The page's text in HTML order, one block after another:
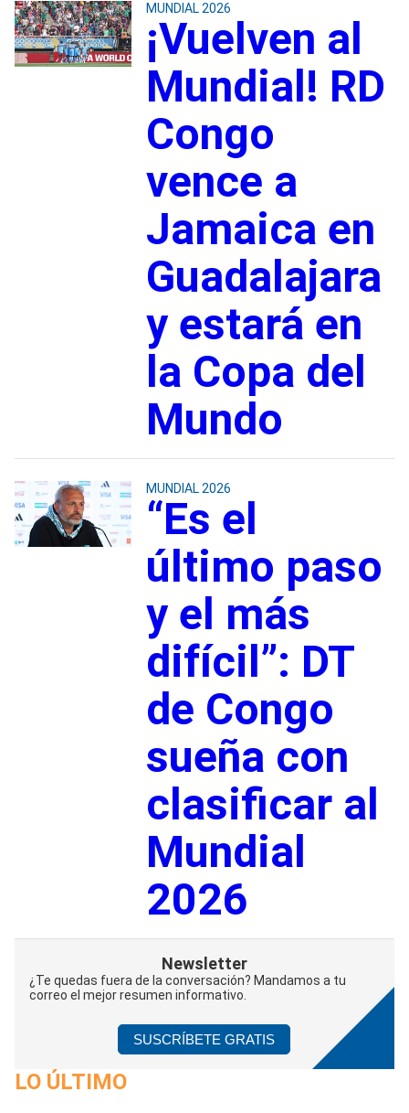
MUNDIAL 2026
¡Vuelven al
Mundial! RD
Congo
vence a
Jamaica en
Guadalajara
y estará en
la Copa del
Mundo
MUNDIAL 2026
“Es el
último paso
y el más
difícil”: DT
de Congo
sueña con
clasificar al
Mundial
2026
Newsletter
¿Te quedas fuera de la conversación? Mandamos a tu
correo el mejor resumen informativo.
SUSCRÍBETE GRATIS
LO ÚLTIMO